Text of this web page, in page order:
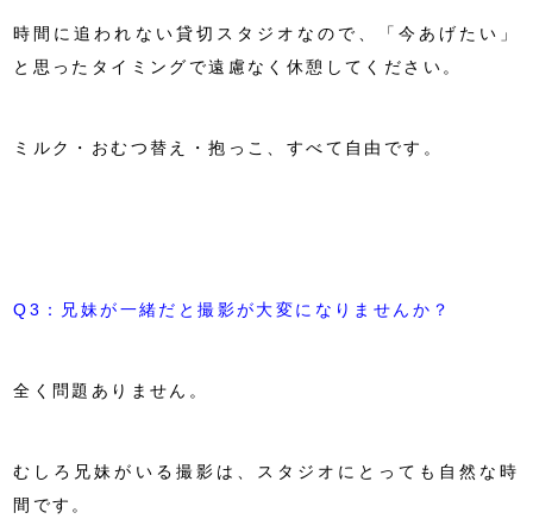
時間に追われない貸切スタジオなので、「今あげたい」
と思ったタイミングで遠慮なく休憩してください。
ミルク・おむつ替え・抱っこ、すべて自由です。
Q3：兄妹が一緒だと撮影が大変になりませんか？
全く問題ありません。
むしろ兄妹がいる撮影は、スタジオにとっても自然な時
間です。